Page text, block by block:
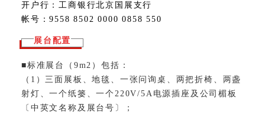
开户行：工商银行北京国展支行
帐号：9558 8502 0000 0858 550
展台配置
■标准展台（9m2）包括：
（1）三面展板、地毯、一张问询桌、两把折椅、两盏
射灯、一个纸篓、一个220V/5A电源插座及公司楣板
〔中英文名称及展台号〕；